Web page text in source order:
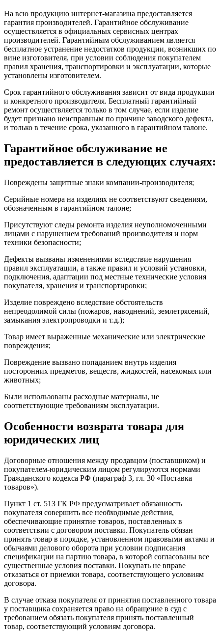
На всю продукцию интернет-магазина предоставляется
гарантия производителей. Гарантийное обслуживание
осуществляется в официальных сервисных центрах
производителей. Гарантийным обслуживанием является
бесплатное устранение недостатков продукции, возникших по
вине изготовителя, при условии соблюдения покупателем
правил хранения, транспортировки и эксплуатации, которые
установлены изготовителем.
Срок гарантийного обслуживания зависит от вида продукции
и конкретного производителя. Бесплатный гарантийный
ремонт осуществляется только в том случае, если изделие
будет признано неисправным по причине заводского дефекта,
и только в течение срока, указанного в гарантийном талоне.
Гарантийное обслуживание не
предоставляется в следующих случаях:
Повреждены защитные знаки компании-производителя;
Серийные номера на изделиях не соответствуют сведениям,
обозначенным в гарантийном талоне;
Присутствуют следы ремонта изделия неуполномоченными
лицами с нарушением требований производителя и норм
техники безопасности;
Дефекты вызваны изменениями вследствие нарушения
правил эксплуатации, а также правил и условий установки,
подключения, адаптации под местные технические условия
покупателя, хранения и транспортировки;
Изделие повреждено вследствие обстоятельств
непреодолимой силы (пожаров, наводнений, землетрясений,
замыкания электропроводки и т.д.);
Товар имеет выраженные механические или электрические
повреждения;
Повреждение вызвано попаданием внутрь изделия
посторонних предметов, веществ, жидкостей, насекомых или
животных;
Были использованы расходные материалы, не
соответствующие требованиям эксплуатации.
Особенности возврата товара для
юридических лиц
Договорные отношения между продавцом (поставщиком) и
покупателем-юридическим лицом регулируются нормами
Гражданского кодекса РФ (параграф 3, гл. 30 «Поставка
товаров»).
Пункт 1 ст. 513 ГК РФ предусматривает обязанность
покупателя совершить все необходимые действия,
обеспечивающие принятие товаров, поставленных в
соответствии с договором поставки. Покупатель обязан
принять товар в порядке, установленном правовыми актами и
обычаями делового оборота при условии подписания
спецификации на партию товара, в которой согласованы все
существенные условия поставки. Покупать не вправе
отказаться от приемки товара, соответствующего условиям
договора.
В случае отказа покупателя от принятия поставленного товара
у поставщика сохраняется право на обращение в суд с
требованием обязать покупателя принять поставленный
товар, соответствующий условиям договора.